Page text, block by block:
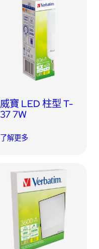
威寶 LED 柱型 T-
37 7W
了解更多